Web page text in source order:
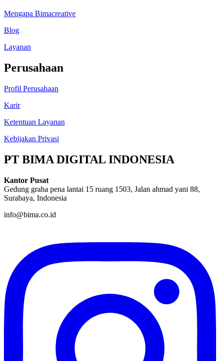
Mengapa Bimacreative
Blog
Layanan
Perusahaan
Profil Perusahaan
Karir
Ketentuan Layanan
Kebijakan Privasi
PT BIMA DIGITAL INDONESIA
Kantor Pusat
Gedung graha pena lantai 15 ruang 1503, Jalan ahmad yani 88,
Surabaya, Indonesia
info@bima.co.id